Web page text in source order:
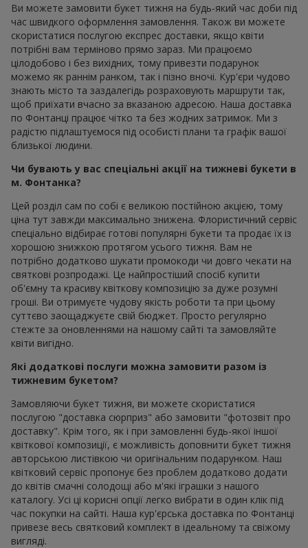
Ви можете замовити букет тижня на будь-який час доби під
час швидкого оформлення замовлення. Також ви можете
скористатися послугою експрес доставки, якщо квіти
потрібні вам терміново прямо зараз. Ми працюємо
цілодобово і без вихідних, тому привезти подарунок
можемо як раннім ранком, так і пізно вночі. Кур'єри чудово
знають місто та заздалегідь розраховують маршрути так,
щоб приїхати вчасно за вказаною адресою. Наша доставка
по Фонтанці працює чітко та без жодних затримок. Ми з
радістю підлаштуємося під особисті плани та графік вашої
близької людини.
Чи бувають у вас спеціальні акції на тижневі букети в
м. Фонтанка?
Цей розділ сам по собі є великою постійною акцією, тому
ціна тут завжди максимально знижена. Флористичний сервіс
спеціально відбирає готові популярні букети та продає їх із
хорошою знижкою протягом усього тижня. Вам не
потрібно додатково шукати промокоди чи довго чекати на
святкові розпродажі. Це найпростіший спосіб купити
об'ємну та красиву квіткову композицію за дуже розумні
гроші. Ви отримуєте чудову якість роботи та при цьому
суттєво заощаджуєте свій бюджет. Просто регулярно
стежте за оновленнями на нашому сайті та замовляйте
квіти вигідно.
Які додаткові послуги можна замовити разом із
тижневим букетом?
Замовляючи букет тижня, ви можете скористатися
послугою "доставка сюрприз" або замовити "фотозвіт про
доставку". Крім того, як і при замовленні будь-якої іншої
квіткової композиції, є можливість доповнити букет тижня
авторською листівкою чи оригінальним подарунком. Наш
квітковий сервіс пропонує без проблем додатково додати
до квітів смачні солодощі або м'які іграшки з нашого
каталогу. Усі ці корисні опції легко вибрати в один клік під
час покупки на сайті. Наша кур'єрська доставка по Фонтанці
привезе весь святковий комплект в ідеальному та свіжому
вигляді.